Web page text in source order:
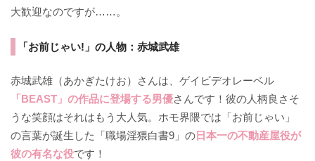
大歓迎なのですが……。
「お前じゃい!」の人物：赤城武雄
赤城武雄（あかぎたけお）さんは、ゲイビデオレーベル
「BEAST」の作品に登場する男優さんです！彼の人柄良さそ
うな笑顔はそれはもう大人気。ホモ界隈では「お前じゃい」
の言葉が誕生した「職場淫猥白書9」の 日本一の不動産屋役が
彼の有名な役です！